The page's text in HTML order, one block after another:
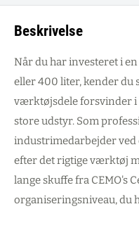
Beskrivelse
Når du har investeret i
eller 400 liter, kender du
værktøjsdele forsvinder i
store udstyr. Som
industrimedarbejder ved
efter det rigtige værktøj
lange skuffe fra CEMO's
organiseringsniveau, du